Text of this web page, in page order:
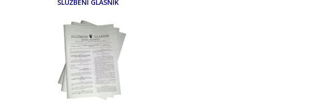
SLUŽBENI GLASNIK